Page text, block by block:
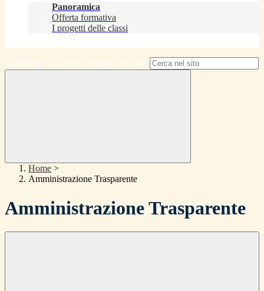
Panoramica
Offerta formativa
I progetti delle classi
Campo di ricerca per le pagine del sito
Home >
Amministrazione Trasparente
Amministrazione Trasparente